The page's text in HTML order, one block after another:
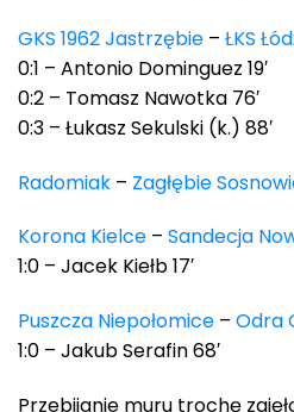
GKS 1962 Jastrzębie – ŁKS
0:1 – Antonio Dominguez 19′
0:2 – Tomasz Nawotka 76′
0:3 – Łukasz Sekulski (k.) 88′
Radomiak – Zagłębie
Korona Kielce – Sandecja
1:0 – Jacek Kiełb 17′
Puszcza Niepołomice – Odra
1:0 – Jakub Serafin 68′
Przebijanie muru trochę